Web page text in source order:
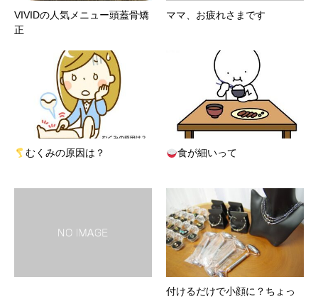
VIVIDの人気メニュー頭蓋骨矯
正
ママ、お疲れさまです
むくみの原因は？ 食が細いって
付けるだけで小顔に？ちょっ